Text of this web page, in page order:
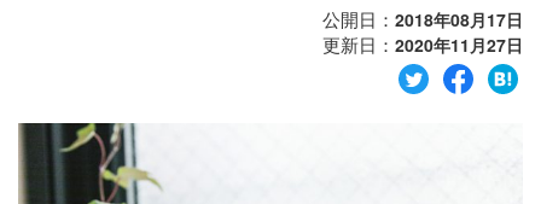
お問い合わせ
公開日： 2018年08月17日
更新日： 2020年11月27日